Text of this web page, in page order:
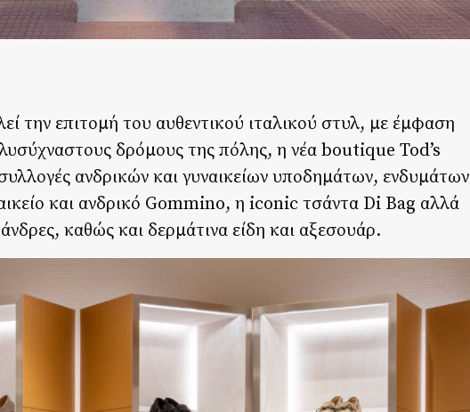
την επιτομή του αυθεντικού ιταλικού στυλ, με έμφαση
δρόμους της πόλης, η νέα boutique Tod’s
ανδρικών και γυναικείων υποδημάτων, ενδυμάτων
και ανδρικό Gommino, η iconic τσάντα Di Bag αλλά
καθώς και δερμάτινα είδη και αξεσουάρ.